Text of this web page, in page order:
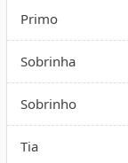
Primo
Sobrinha
Sobrinho
Tia